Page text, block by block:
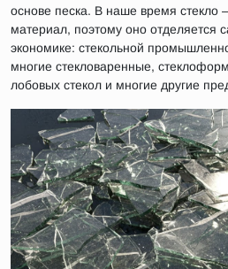
основе песка. В наше время стекло
материал, поэтому оно отделяется
экономике: стекольной
многие стекловаренные,
лобовых стекол и многие другие